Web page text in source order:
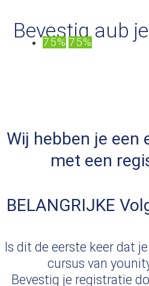
Bevestig aub
75% 75%
Wij hebben je een
met een
BELANGRIJKE
Is dit de eerste keer dat
cursus van
Bevestig je registratie